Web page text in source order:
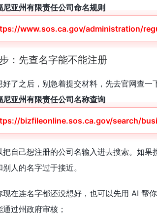
尼亚州有限责任公司命名规则
www.sos.ca.gov/administration/
：先查名字能不能注册
好了之后，别急着提交材料，先去官网查一
尼亚州有限责任公司名称查询
bizfileonline.sos.ca.gov/search/
把自己想注册的公司名输入进去搜索。如
人的名字过于接近。
现在连名字都还没想好，也可以先用 AI 帮
过州政府审核；